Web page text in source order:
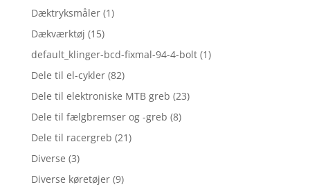
Dæktryksmåler (1)
Dækværktøj (15)
default_klinger-bcd-fixmal-94-4-bolt (1)
Dele til el-cykler (82)
Dele til elektroniske MTB greb (23)
Dele til fælgbremser og -greb (8)
Dele til racergreb (21)
Diverse (3)
Diverse køretøjer (9)